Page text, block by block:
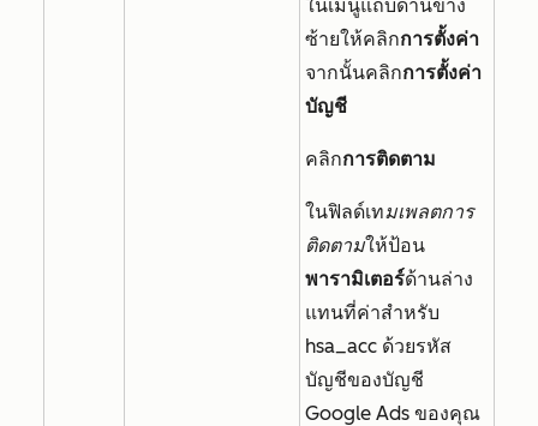
ในเมนูแถบด้านข้าง
ซ้ายให้คลิกการตั้งค่า
จากนั้นคลิกการตั้งค่า
บัญชี
คลิกการติดตาม
ในฟิลด์เทมเพลตการ
ติดตามให้ป้อน
พารามิเตอร์ด้านล่าง
แทนที่ค่าสำหรับ
hsa_acc ด้วยรหัส
บัญชีของบัญชี
Google Ads ของคุณ